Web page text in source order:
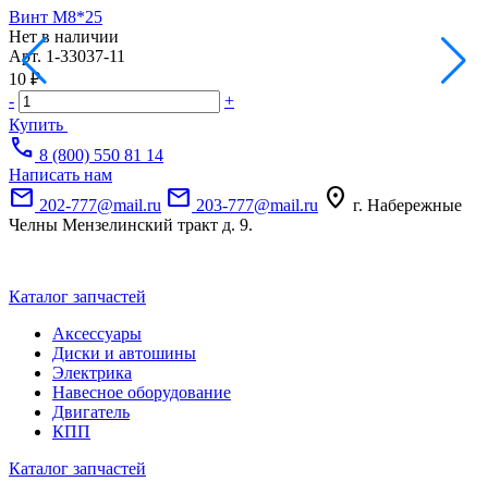
Винт М8*25
Нет в наличии
Арт. 1-33037-11
10 ₽
-
+
Купить
call 8 (800) 550 81 14
Написать нам
mail 202-777@mail.ru mail 203-777@mail.ru location_on г. Набережные
Челны Мензелинский тракт д. 9.
Каталог запчастей
Аксессуары
Диски и автошины
Электрика
Навесное оборудование
Двигатель
КПП
Каталог запчастей